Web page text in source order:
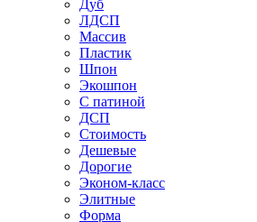
Дуб
ЛДСП
Массив
Пластик
Шпон
Экошпон
С патиной
ДСП
Стоимость
Дешевые
Дорогие
Эконом-класс
Элитные
Форма